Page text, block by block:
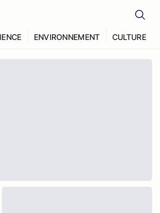
ENVIRONNEMENT CULTURE